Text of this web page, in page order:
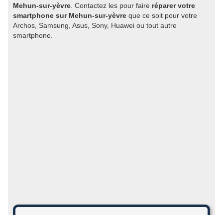
Mehun-sur-yèvre . Contactez les pour faire réparer votre
smartphone sur Mehun-sur-yèvre que ce soit pour votre
Archos, Samsung, Asus, Sony, Huawei ou tout autre
smartphone.